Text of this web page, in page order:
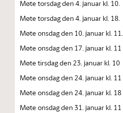
Møte torsdag den 4. januar kl. 10.
Møte torsdag den 4. januar kl. 18.
Møte onsdag den 10. januar kl. 11.
Møte onsdag den 17. januar kl. 11
Møte tirsdag den 23. januar kl. 10
Møte onsdag den 24. januar kl. 11
Møte onsdag den 24. januar kl. 18
Møte onsdag den 31. januar kl. 11